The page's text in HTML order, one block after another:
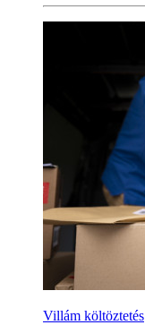
Villám költöztetés